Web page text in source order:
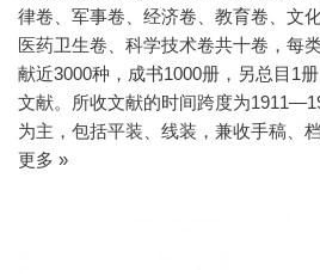
律卷、军事卷、经济卷、教育卷、文
医药卫生卷、科学技术卷共十卷，每
献近3000种，成书1000册，另总目1
文献。所收文献的时间跨度为
为主，包括平装、线装，兼收手稿、
更多 »